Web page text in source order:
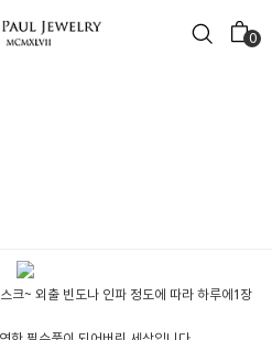
0
크~ 외출 빈도나 인파 정도에 따라 하루에1장